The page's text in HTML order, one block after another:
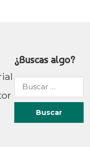
¿Buscas algo?
Buscar
por: